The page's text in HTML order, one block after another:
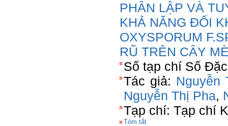
PHÂN LẬP VÀ
KHẢ NĂNG ĐỐI
OXYSPORUM
RŨ TRÊN CÂY
Số tạp chí Số
Tác giả: Nguyễn
Nguyễn Thị Pha,
Tạp chí: Tạp chí
Tóm tắt